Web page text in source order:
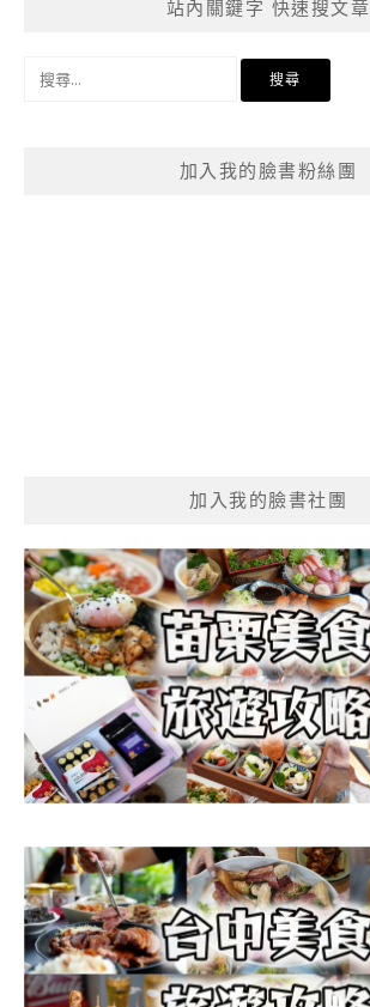
站內關鍵字 快速搜文章
加入我的臉書粉絲團
加入我的臉書社團